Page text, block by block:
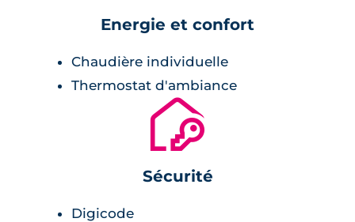
Energie et confort
Chaudière individuelle
Thermostat d'ambiance
🔐
Sécurité
Digicode